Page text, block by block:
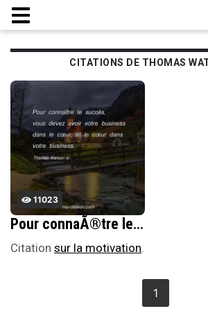
CITATIONS DE THOMAS
11023
Pour connaÃ®tre le succÃ¨s, vous devez avoir votre business dans le cÅ“ur, et le cÅ“ur dans votre business.
Citation sur la motivation.
1